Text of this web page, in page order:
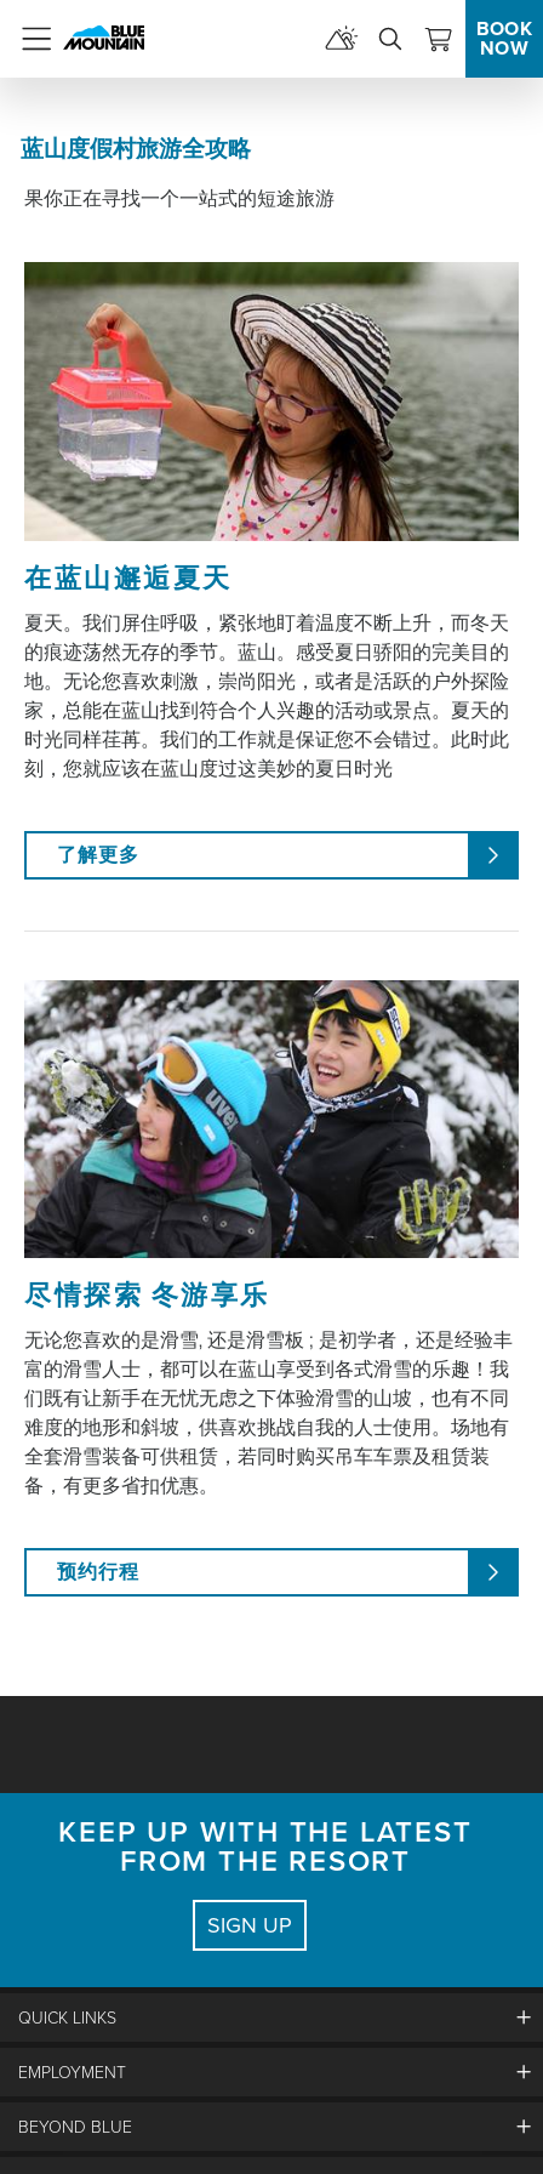
Menu
BOOK
NOW
蓝山度假村旅游全攻略
果你正在寻找一个一站式的短途旅游
在蓝山邂逅夏天
夏天。我们屏住呼吸，紧张地盯着温度不断上升，而冬天
的痕迹荡然无存的季节。蓝山。感受夏日骄阳的完美目的
地。无论您喜欢刺激，崇尚阳光，或者是活跃的户外探险
家，总能在蓝山找到符合个人兴趣的活动或景点。夏天的
时光同样荏苒。我们的工作就是保证您不会错过。此时此
刻，您就应该在蓝山度过这美妙的夏日时光
了解更多
尽情探索 冬游享乐
无论您喜欢的是滑雪, 还是滑雪板 ; 是初学者，还是经验丰
富的滑雪人士，都可以在蓝山享受到各式滑雪的乐趣！我
们既有让新手在无忧无虑之下体验滑雪的山坡，也有不同
难度的地形和斜坡，供喜欢挑战自我的人士使用。场地有
全套滑雪装备可供租赁，若同时购买吊车车票及租赁装
备，有更多省扣优惠。
预约行程
KEEP UP WITH THE LATEST
FROM THE RESORT
SIGN UP
QUICK LINKS
Contact Us
EMPLOYMENT
Careers And Jobs
BEYOND BLUE